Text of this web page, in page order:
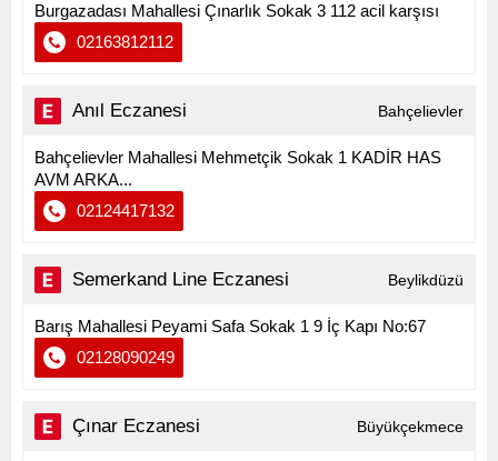
Burgazadası Mahallesi Çınarlık Sokak 3 112 acil karşısı
02163812112
Anıl Eczanesi Bahçelievler
Bahçelievler Mahallesi Mehmetçik Sokak 1 KADİR HAS
AVM ARKA...
02124417132
Semerkand Line Eczanesi Beylikdüzü
Barış Mahallesi Peyami Safa Sokak 1 9 İç Kapı No:67
02128090249
Çınar Eczanesi Büyükçekmece